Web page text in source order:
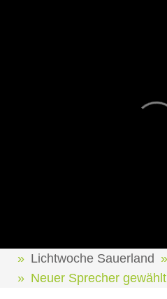
Lichtwoche Sauerland
Neuer Sprecher gewählt